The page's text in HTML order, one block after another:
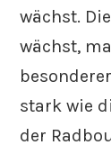
wächst.
wächst,
stark wie
der